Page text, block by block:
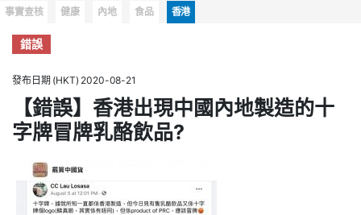
Categories
事實查核 健康 內地 食品 香港
錯誤
發布日期 (HKT) 2020-08-21
【錯誤】香港出現中國內地製造的十
字牌冒牌乳酪飲品?